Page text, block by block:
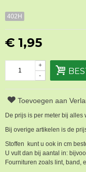
402H
€ 1,95
-
+
Toevoegen aan
De prijs is per meter bij alles
Bij overige artikelen is de
Stoffen kunt u ook in cm
U vult dan bij aantal in:
Fournituren zoals lint, band,